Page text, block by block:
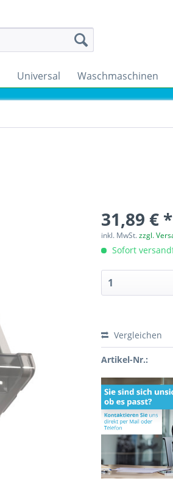
Universal Waschmaschinen
31,89 € *
inkl. MwSt.zzgl.
Sofort
Vergleichen
Artikel-Nr.: